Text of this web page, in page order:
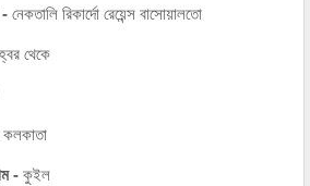
নেকতালি রিকার্দো রেয়েন্স বাসোয়ালতো
থেকে
কলকাতা
- কুইল